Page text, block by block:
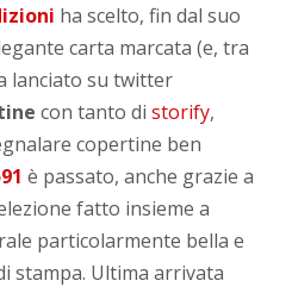
ha scelto, fin dal suo
carta marcata (e, tra
lanciato su twitter
con tanto di storify,
copertine ben
è passato, anche grazie a
fatto insieme a
particolarmente bella e
stampa. Ultima arrivata